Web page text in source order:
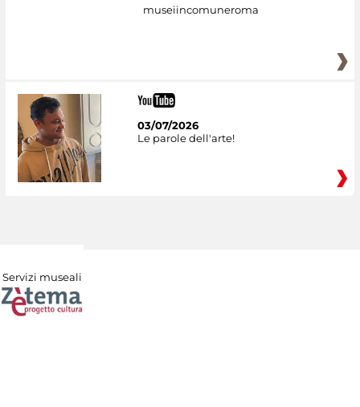
museiincomuneroma
03/07/2026
Le parole dell'arte!
Servizi museali